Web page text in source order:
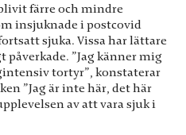
färre och mindre
insjuknade i postcovid
sjuka. Vissa har lättare
”Jag känner mig
tortyr”, konstaterar
”Jag är inte här, det här
av att vara sjuk i